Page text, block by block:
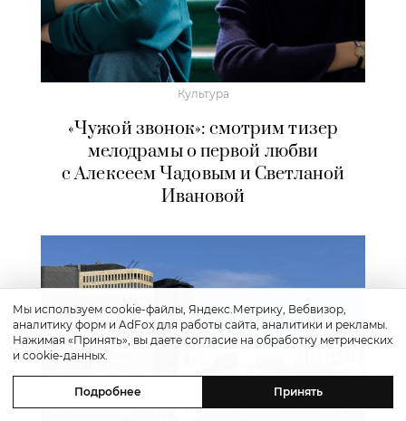
Культура
«Чужой звонок»: смотрим тизер
мелодрамы о первой любви
с Алексеем Чадовым и Светланой
Ивановой
Мы используем cookie-файлы, Яндекс.Метрику, Вебвизор,
аналитику форм и AdFox для работы сайта, аналитики и рекламы.
Нажимая «Принять», вы даете согласие на обработку метрических
и cookie-данных.
Подробнее Принять